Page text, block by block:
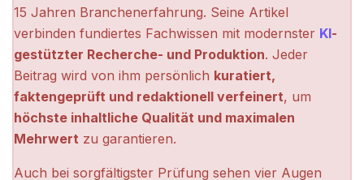
15 Jahren Branchenerfahrung. Seine Artikel
verbinden fundiertes Fachwissen mit modernster KI-
gestützter Recherche- und Produktion. Jeder
Beitrag wird von ihm persönlich kuratiert,
faktengeprüft und redaktionell verfeinert, um
höchste inhaltliche Qualität und maximalen
Mehrwert zu garantieren.
Auch bei sorgfältigster Prüfung sehen vier Augen